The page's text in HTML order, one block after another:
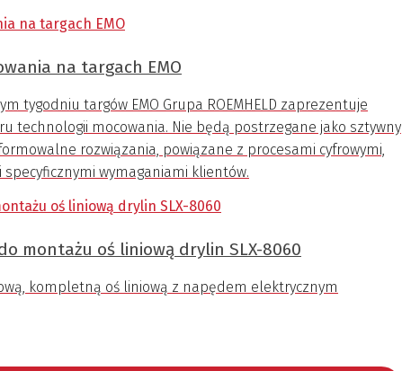
na targach EMO
tygodniu targów EMO Grupa ROEMHELD zaprezentuje
technologii mocowania. Nie będą postrzegane jako sztywny
rozwiązania, powiązane z procesami cyfrowymi,
wymaganiami klientów.
montażu oś liniową drylin SLX-8060
kompletną oś liniową z napędem elektrycznym